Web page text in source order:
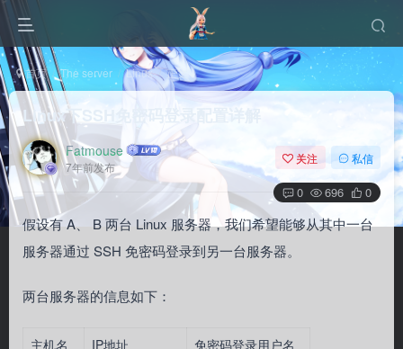
首页 The server Linux 正文
Linux下SSH免密码登录配置详解
Fatmouse
7年前发布
关注 私信
0 696 0
假设有 A、 B 两台 Linux 服务器，我们希望能够从其中一台
服务器通过 SSH 免密码登录到另一台服务器。
两台服务器的信息如下：
主机名 IP地址
免密码登录用户名